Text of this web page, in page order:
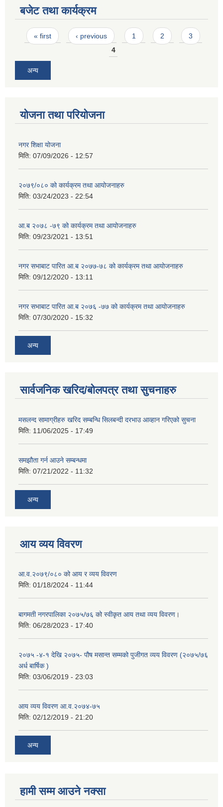
बजेट तथा कार्यक्रम
Pages
« first ‹ previous 1 2
3
4
अन्य
योजना तथा परियोजना
नगर शिक्षा योजना
मिति: 07/09/2026 - 12:57
२०७९/०८० को कार्यक्रम तथा आयोजनाहरु
मिति: 03/24/2023 - 22:54
आ.ब २०७८ -७९ को कार्यक्रम तथा आयोजनाहरु
मिति: 09/23/2021 - 13:51
नगर सभाबाट पारित आ.ब २०७७-७८ को कार्यक्रम तथा आयोजनाहरु
मिति: 09/12/2020 - 13:11
नगर सभाबाट पारित आ.ब २०७६ -७७ को कार्यक्रम तथा आयोजनाहरु
मिति: 07/30/2020 - 15:32
अन्य
सार्वजनिक खरिद/बोलपत्र तथा सुचनाहरु
मसलन्द सामाग्रीहरु खरिद सम्बन्धि सिलबन्दी दरभाउ आव्हान गरिएको सुचना
मिति: 11/06/2025 - 17:49
समझौता गर्न आउने सम्बन्धमा
मिति: 07/21/2022 - 11:32
अन्य
आय व्यय विवरण
आ.व.२०७९/०८० को आय र व्यय विवरण
मिति: 01/18/2024 - 11:44
बागमती नगरपालिका २०७५/७६ को स्वीकृत आय तथा व्यय विवरण।
मिति: 06/28/2023 - 17:40
२०७५ -४-१ देखि २०७५- पौष मसान्त सम्मको पुजीगत व्यय विवरण (२०७५/७६
अर्ध बार्षिक )
मिति: 03/06/2019 - 23:03
आय व्यय विवरण आ.व.२०७४-७५
मिति: 02/12/2019 - 21:20
अन्य
हामी सम्म आउने नक्सा